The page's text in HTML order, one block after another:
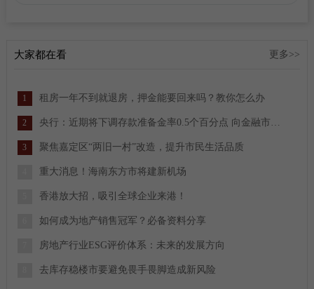
大家都在看 更多>>
1 租房一年不到就退房，押金能要回来吗？教你怎么办
2 央行：近期将下调存款准备金率0.5个百分点 向金融市场提供长期流动性约1万亿元
3 聚焦嘉定区“两旧一村”改造，提升市民生活品质
重大消息！海南东方市将建新机场
香港放大招，吸引全球企业来港！
如何成为地产销售冠军？必备资料分享
房地产行业ESG评价体系：未来的发展方向
去库存稳楼市要避免畏手畏脚造成新风险